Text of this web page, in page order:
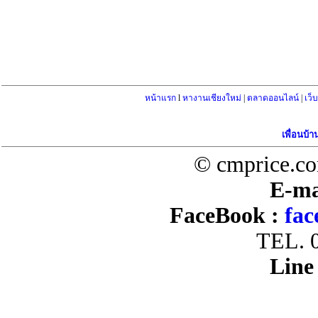
หน้าแรก lหางานเชียงใหม่ |ตลาดออนไลน์ | เว็
เพื่อนบ้า
©
E-
FaceBook :
TEL.